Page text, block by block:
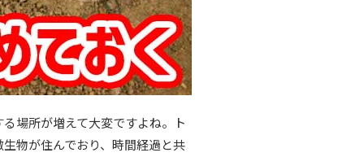
場所が増えて大変ですよね。ト
物が住んでおり、時間経過と共